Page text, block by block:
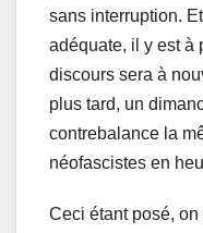
sans interruption.
adéquate, il y est à
discours sera à
plus tard, un
contrebalance la
néofascistes en
Ceci étant posé,